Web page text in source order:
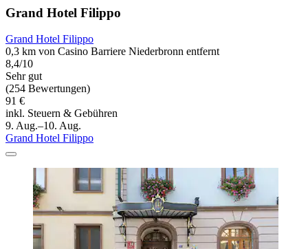
Grand Hotel Filippo
Grand Hotel Filippo
0,3 km von Casino Barriere Niederbronn entfernt
8,4/10
Sehr gut
(254 Bewertungen)
91 €
inkl. Steuern & Gebühren
9. Aug.–10. Aug.
Grand Hotel Filippo